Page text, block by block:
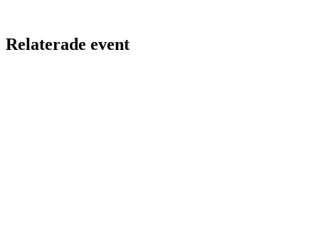
Relaterade event